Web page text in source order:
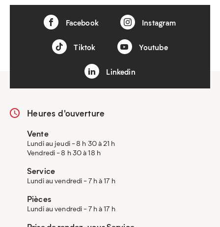
Facebook Instagram
Tiktok Youtube
Linkedin
Heures d'ouverture
Vente
Lundi au jeudi - 8 h 30 à 21 h
Vendredi - 8 h 30 à 18 h
Service
Lundi au vendredi - 7 h à 17 h
Pièces
Lundi au vendredi - 7 h à 17 h